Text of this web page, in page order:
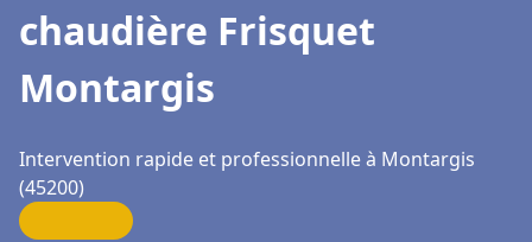
chaudière Frisquet
Montargis
Intervention rapide et professionnelle à Montargis
(45200)